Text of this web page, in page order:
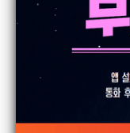
안녕
합
G